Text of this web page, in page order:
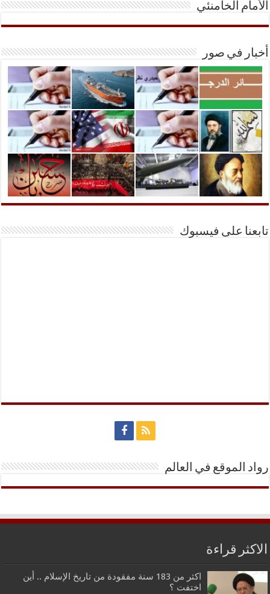
الأمام الخامنئي
أخبار في صور
تابعنا على فيسبوك
رواد الموقع في العالم
الاكثر قراءة
اكثر من 183 سنة مفقودة من تاريخ الإسلام .. أين
اختفت ؟